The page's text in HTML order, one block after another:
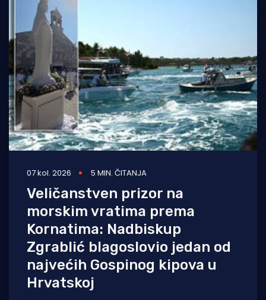
07 kol. 2026 5 MIN. ČITANJA
Veličanstven prizor na
morskim vratima prema
Kornatima: Nadbiskup
Zgrablić blagoslovio jedan od
najvećih Gospinog kipova u
Hrvatskoj